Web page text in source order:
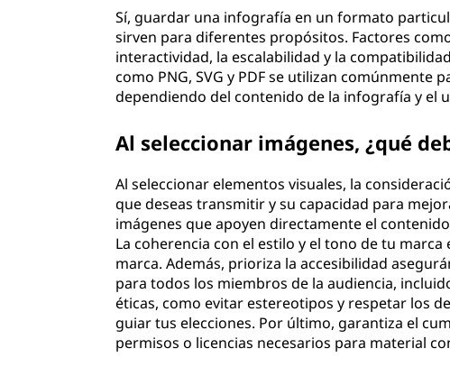
Sí, guardar una infografía en un formato
sirven para diferentes propósitos. Factores
interactividad, la escalabilidad y la
como PNG, SVG y PDF se utilizan comúnmente
dependiendo del contenido de la infografía y el
Al seleccionar imágenes, ¿qué
Al seleccionar elementos visuales, la
que deseas transmitir y su capacidad para
imágenes que apoyen directamente el
La coherencia con el estilo y el tono de tu
marca. Además, prioriza la accesibilidad
para todos los miembros de la audiencia,
éticas, como evitar estereotipos y respetar los
guiar tus elecciones. Por último, garantiza el
permisos o licencias necesarios para material